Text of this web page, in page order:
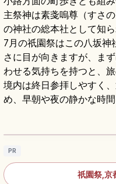
主祭神は素戔嗚尊（すさ
の神社の総本社として知ら
7月の祇園祭はこの八坂
さに目が向きますが、ま
わせる気持ちを持つと、
境内は終日参拝しやすく
め、早朝や夜の静かな時
京都・祇園祭｜八坂神
PR
祇園祭,京